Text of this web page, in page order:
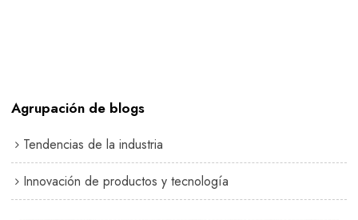
Agrupación de blogs
Tendencias de la industria
Innovación de productos y tecnología